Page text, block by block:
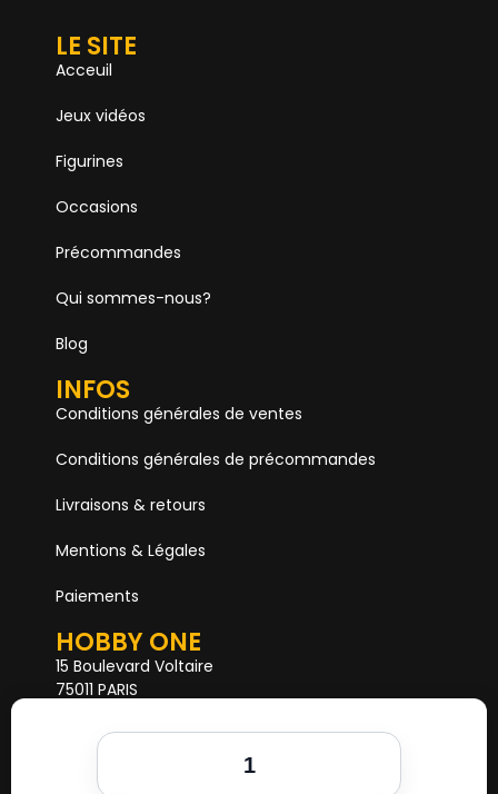
LE SITE
Acceuil
Jeux vidéos
Figurines
Occasions
Précommandes
Qui sommes-nous?
Blog
INFOS
Conditions générales de ventes
Conditions générales de précommandes
Livraisons & retours
Mentions & Légales
Paiements
HOBBY ONE
15 Boulevard Voltaire
75011 PARIS
Mail. hobby1shop@gmail.com
Tél. 01 402 11 402